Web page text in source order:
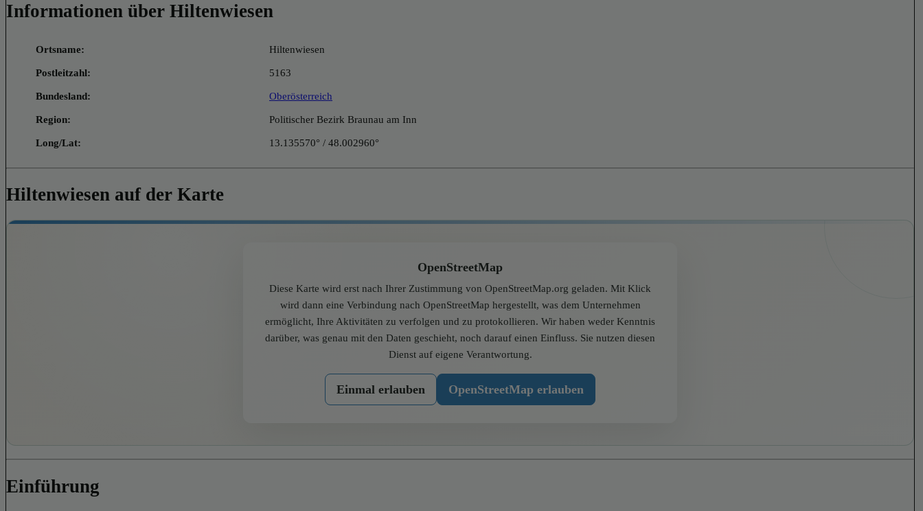
Informationen über Hiltenwiesen
Ortsname: Hiltenwiesen
Postleitzahl: 5163
Bundesland: Oberösterreich
Region: Politischer Bezirk Braunau am Inn
Long/Lat: 13.135570° / 48.002960°
Hiltenwiesen auf der Karte
OpenStreetMap
Diese Karte wird erst nach Ihrer Zustimmung von OpenStreetMap.org geladen. Mit Klick
wird dann eine Verbindung nach OpenStreetMap hergestellt, was dem Unternehmen
ermöglicht, Ihre Aktivitäten zu verfolgen und zu protokollieren. Wir haben weder Kenntnis
darüber, was genau mit den Daten geschieht, noch darauf einen Einfluss. Sie nutzen diesen
Dienst auf eigene Verantwortung.
Einmal erlauben OpenStreetMap erlauben
Einführung